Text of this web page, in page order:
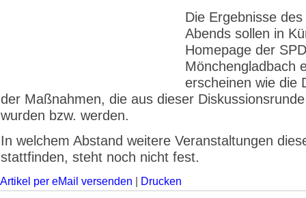
Die Ergebnisse des
Abends sollen in
Homepage der SPD
Mönchengladbach
erscheinen wie die
der Maßnahmen, die aus dieser
wurden bzw. werden.
In welchem Abstand weitere Veranstaltungen
stattfinden, steht noch nicht fest.
Artikel per eMail versenden Drucken